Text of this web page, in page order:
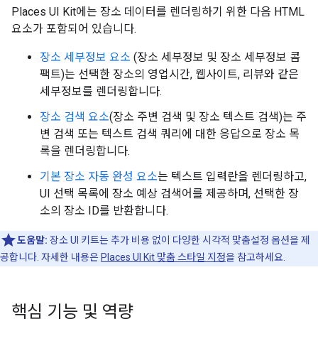
Places UI Kit에는 장소 데이터를 렌더링하기 위한 다음 HTML
요소가 포함되어 있습니다.
장소 세부정보 요소 (장소 세부정보 및 장소 세부정보 콤
팩트)는 선택한 장소의 영업시간, 웹사이트, 리뷰와 같은
세부정보를 렌더링합니다.
장소 검색 요소(장소 주변 검색 및 장소 텍스트 검색)는 주
변 검색 또는 텍스트 검색 쿼리에 대한 응답으로 장소 목
록을 렌더링합니다.
기본 장소 자동 완성 요소는 텍스트 입력란을 렌더링하고,
UI 선택 목록에 장소 예상 검색어를 제공하며, 선택한 장
소의 장소 ID를 반환합니다.
도움말: 장소 UI 키트는 추가 비용 없이 다양한 시각적 맞춤설정 옵션을 제
공합니다. 자세한 내용은 Places UI Kit 맞춤 스타일 지정을 참고하세요.
핵심 기능 및 역량